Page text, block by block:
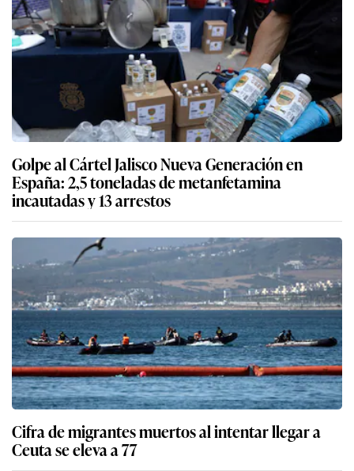
Golpe al Cártel Jalisco Nueva Generación en
España: 2,5 toneladas de metanfetamina
incautadas y 13 arrestos
Cifra de migrantes muertos al intentar llegar a
Ceuta se eleva a 77